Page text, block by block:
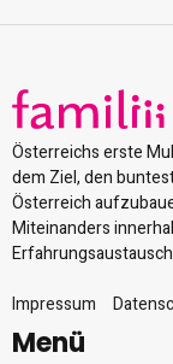
Österreichs erste
dem Ziel, den
Österreich
Miteinanders
Impressum
Menü